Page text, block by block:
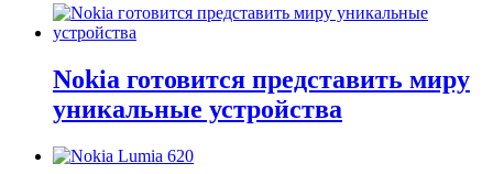
Nokia готовится представить миру
уникальные устройства